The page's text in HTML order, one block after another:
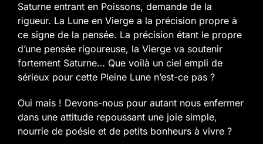
Saturne entrant en Poissons, demande de la
rigueur. La Lune en Vierge a la précision propre à
ce signe de la pensée. La précision étant le propre
d’une pensée rigoureuse, la Vierge va soutenir
fortement Saturne… Que voilà un ciel empli de
sérieux pour cette Pleine Lune n’est-ce pas ?
Oui mais ! Devons-nous pour autant nous enfermer
dans une attitude repoussant une joie simple,
nourrie de poésie et de petits bonheurs à vivre ?